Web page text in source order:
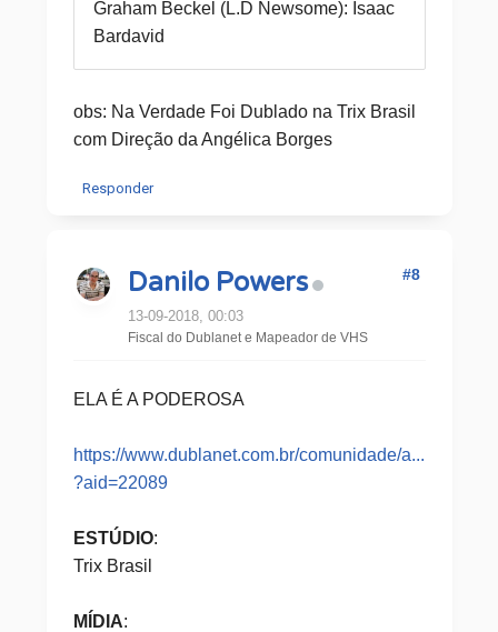
Graham Beckel (L.D Newsome): Isaac
Bardavid
obs: Na Verdade Foi Dublado na Trix Brasil
com Direção da Angélica Borges
Responder
Danilo Powers
13-09-2018, 00:03
Fiscal do Dublanet e Mapeador de VHS
#8
ELA É A PODEROSA
https://www.dublanet.com.br/comunidade/a...
?aid=22089
ESTÚDIO:
Trix Brasil
MÍDIA: